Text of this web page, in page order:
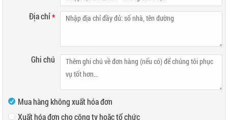
Địa chỉ*
Ghi chú
Mua hàng không xuất hóa đơn
Xuất hóa đơn cho công ty hoặc tổ chức